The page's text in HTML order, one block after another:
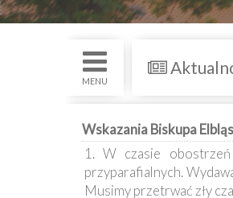
św.
i
MENU
Wskazania Biskupa
1. W czasie
przyparafialnych.
Musimy przetrwać zły